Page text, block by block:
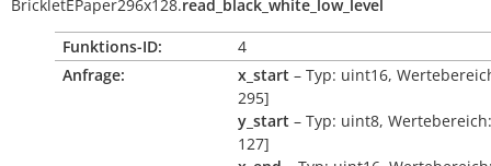
BrickletEPaper296x128.read_black_white_low_level
Funktions-ID:
4
Anfrage:
x_start – Typ: uint16,
295]
y_start – Typ: uint8,
127]